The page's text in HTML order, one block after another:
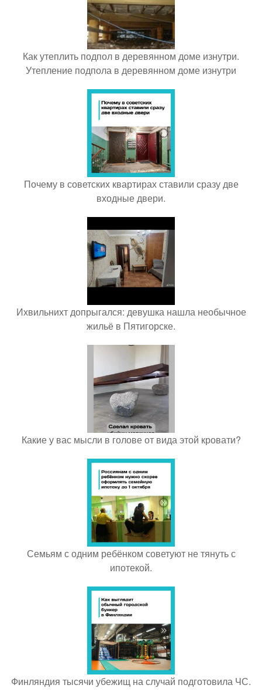
Как утеплить подпол в деревянном доме изнутри.
Утепление подпола в деревянном доме изнутри
Почему в советских квартирах ставили сразу две
входные двери.
Ихвильнихт допрыгался: девушка нашла необычное
жильё в Пятигорске.
Какие у вас мысли в голове от вида этой кровати?
Семьям с одним ребёнком советуют не тянуть с
ипотекой.
Финляндия тысячи убежищ на случай подготовила ЧС.